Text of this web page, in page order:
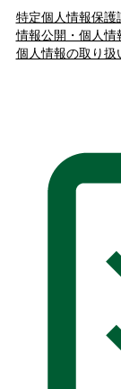
特定個人情報保護
情報公開・個人情
個人情報の取り扱